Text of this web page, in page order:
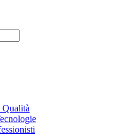
Qualità